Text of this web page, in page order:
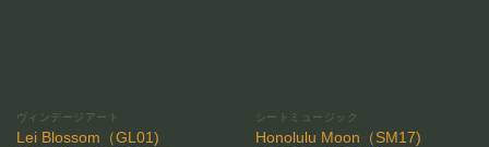
ヴィンデージアート
Lei Blossom（GL01)
シートミュージック
Honolulu Moon（SM17)